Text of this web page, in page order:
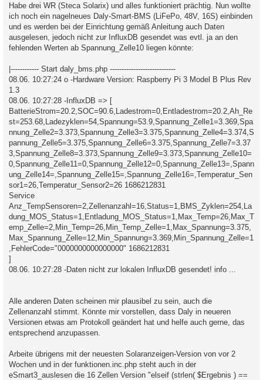
Habe drei WR (Steca Solarix) und alles funktioniert prächtig. Nun wollte
ich noch ein nagelneues Daly-Smart-BMS (LiFePo, 48V, 16S) einbinden
und es werden bei der Einrichtung gemäß Anleitung auch Daten
ausgelesen, jedoch nicht zur InfluxDB gesendet was evtl. ja an den
fehlenden Werten ab Spannung_Zelle10 liegen könnte:
|------------ Start daly_bms.php ----------------------------
08.06. 10:27:24 o -Hardware Version: Raspberry Pi 3 Model B Plus Rev
1.3
08.06. 10:27:28 -InfluxDB => [
BatterieStrom=20.2,SOC=90.6,Ladestrom=0,Entladestrom=20.2,Ah_Re
st=253.68,Ladezyklen=54,Spannung=53.9,Spannung_Zelle1=3.369,Spa
nnung_Zelle2=3.373,Spannung_Zelle3=3.375,Spannung_Zelle4=3.374,S
pannung_Zelle5=3.375,Spannung_Zelle6=3.375,Spannung_Zelle7=3.37
3,Spannung_Zelle8=3.373,Spannung_Zelle9=3.373,Spannung_Zelle10=
0,Spannung_Zelle11=0,Spannung_Zelle12=0,Spannung_Zelle13=,Spann
ung_Zelle14=,Spannung_Zelle15=,Spannung_Zelle16=,Temperatur_Sen
sor1=26,Temperatur_Sensor2=26 1686212831
Service
Anz_TempSensoren=2,Zellenanzahl=16,Status=1,BMS_Zyklen=254,La
dung_MOS_Status=1,Entladung_MOS_Status=1,Max_Temp=26,Max_T
emp_Zelle=2,Min_Temp=26,Min_Temp_Zelle=1,Max_Spannung=3.375,
Max_Spannung_Zelle=12,Min_Spannung=3.369,Min_Spannung_Zelle=1
,FehlerCode="0000000000000000" 1686212831
]
08.06. 10:27:28 -Daten nicht zur lokalen InfluxDB gesendet! info ...
Alle anderen Daten scheinen mir plausibel zu sein, auch die
Zellenanzahl stimmt. Könnte mir vorstellen, dass Daly in neueren
Versionen etwas am Protokoll geändert hat und helfe auch gerne, das
entsprechend anzupassen.
Arbeite übrigens mit der neuesten Solaranzeigen-Version von vor 2
Wochen und in der funktionen.inc.php steht auch in der
eSmart3_auslesen die 16 Zellen Version "elseif (strlen( $Ergebnis ) ==